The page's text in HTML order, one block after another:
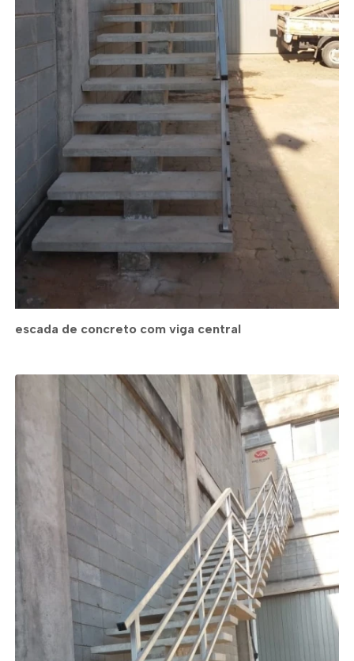
escada de concreto com viga central